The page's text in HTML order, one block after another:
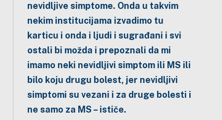
nevidljive simptome. Onda u takvim
nekim institucijama izvadimo tu
karticu i onda i ljudi i sugrađani i svi
ostali bi možda i prepoznali da mi
imamo neki nevidljivi simptom ili MS ili
bilo koju drugu bolest, jer nevidljivi
simptomi su vezani i za druge bolesti i
ne samo za MS – ističe.